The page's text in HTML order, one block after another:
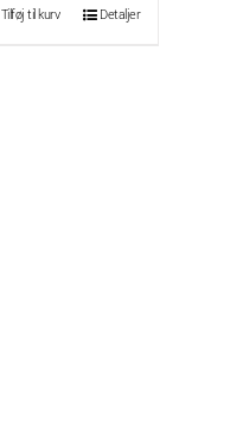
Tilføj til kurv Detaljer